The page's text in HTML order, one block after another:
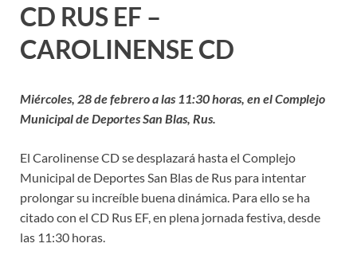
CD RUS EF –
CAROLINENSE CD
Miércoles, 28 de febrero a las 11:30 horas, en el Complejo
Municipal de Deportes San Blas, Rus.
El Carolinense CD se desplazará hasta el Complejo
Municipal de Deportes San Blas de Rus para intentar
prolongar su increíble buena dinámica. Para ello se ha
citado con el CD Rus EF, en plena jornada festiva, desde
las 11:30 horas.